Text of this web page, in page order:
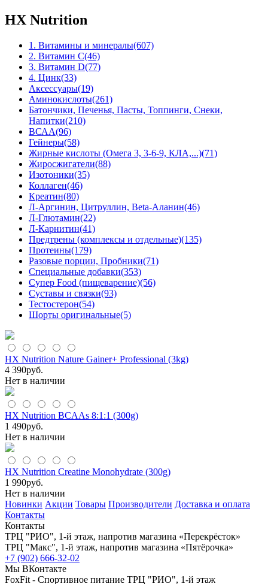
HX Nutrition
1. Витамины и минералы(607)
2. Витамин С(46)
3. Витамин D(77)
4. Цинк(33)
Аксессуары(19)
Аминокислоты(261)
Батончики, Печенья, Пасты, Топпинги, Снеки,
Напитки(210)
ВСАА(96)
Гейнеры(58)
Жирные кислоты (Омега 3, 3-6-9, КЛА,...)(71)
Жиросжигатели(88)
Изотоники(35)
Коллаген(46)
Креатин(80)
Л-Аргинин, Цитруллин, Beta-Аланин(46)
Л-Глютамин(22)
Л-Карнитин(41)
Предтрены (комплексы и отдельные)(135)
Протеины(179)
Разовые порции, Пробники(71)
Специальные добавки(353)
Супер Food (пищеварение)(56)
Суставы и связки(93)
Тестостерон(54)
Шорты оригинальные(5)
HX Nutrition Nature Gainer+ Professional (3kg)
4 390руб.
Нет в наличии
HX Nutrition BCAAs 8:1:1 (300g)
1 490руб.
Нет в наличии
HX Nutrition Creatine Monohydrate (300g)
1 990руб.
Нет в наличии
Новинки Акции Товары Производители Доставка и оплата
Контакты
Контакты
ТРЦ "РИО", 1-й этаж, напротив магазина «Перекрёсток»
ТРЦ "Макс", 1-й этаж, напротив магазина «Пятёрочка»
+7 (902) 666-32-02
Мы ВКонтакте
FoxFit - Спортивное питание ТРЦ "РИО", 1-й этаж